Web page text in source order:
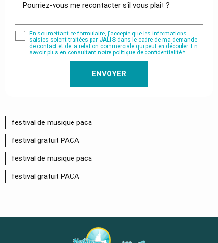
En soumettant ce formulaire, j'accepte que les informations
saisies soient traitées par JALIS dans le cadre de ma demande
de contact et de la relation commerciale qui peut en découler. En
savoir plus en consultant notre politique de confidentialité.*
festival de musique paca
festival gratuit PACA
festival de musique paca
festival gratuit PACA